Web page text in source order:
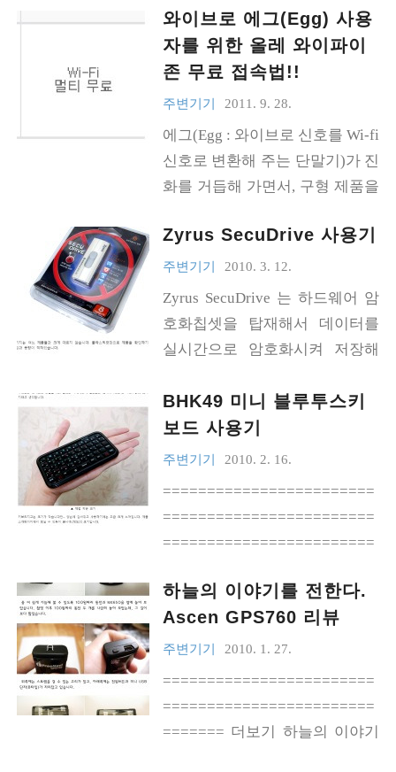
세) = 13200 원 2. 이후 의무사용
기간동안의 요금 7월 ~2014.4월 :
5000(..
는 사람들은 USB메모리에 WinPE
를 구성하여 가지고 다니기도 합
니다. 자신만의 인터페이스를 이
을 남기지 않으려는 것이지요. 그
럴싸해 보이는데 이를 실행에 옮
기기는 쉽지 않습니다. 윈도우7
로 오면서 PE구축이 쉬워졌다고
이 요구되고, 암호화 프로그램을
찾기도 쉽지 않기 때문입니다. 이
에 착안하여 브레인즈스퀘어(주)
에서는 위의 모든 과정을 ..
goo.gl/AyjAK ★ 요약 ★ 1. 080-000-1472 (와이브로 고
객센터)로 전화. 2. 해지관련 상담파트로 연결 후 'e-mail
해지'를 요청하면서 이메일 주소를 상담원에게 알려줌.
3. 해지 신청서가 jpg로 오는데, 포토샵이나 그림판으로
작성.(타블렛이 있으면 편리하겠죠?) 4. 해지신청서를
보내왔던 주소로 작성한 해지신청서와 신분증 사본(스
캔본 or 디카본)을 첨부하여 발송. 5. 확인차 전화. ★ 20
와이브로 에그(Egg) 사용
자를 위한 올레 와이파이
존 무료 접속법!!
주변기기 2011. 9. 28.
에그(Egg : 와이브로 신호를 Wi-fi
신호로 변환해 주는 단말기)가 진
화를 거듭해 가면서, 구형 제품을
안 무료로 체험할 수 있도록 뿌리
는 행사가 제법 자주 눈에 띕니다.
6개월동안 Egg 기기값/가입비/UI
CC칩 비용/1G 데이터요금/부가
세를 전부 지원해 주고, 해당 기간
니 냉큼 신청했지요.(1년 무료는
좀 부담스러워서;;;) 사실 1G 데이
▲ 와이파이 멀티 무료! 레알? 와
이브로 요금 소개 페이지(링크)에
나와 있듯이 ‘올레 와이파이존 무
료’ 정책은 꽤나 매력적이거든요.
KT 와이파이 상품군에 위치하고
있습니다. 와이브로 상품과는 별
개로요. 여기서 불편한 점이 ..
Zyrus SecuDrive 사용기
주변기기 2010. 3. 12.
Zyrus SecuDrive 는 하드웨어 암
호화칩셋을 탑재해서 데이터를
실시간으로 암호화시켜 저장해
폴더숨김, 파일완전삭제, PC파일
암호화 및 데이터동기화를 지원
하는보안소프트웨어까지 기본으
안성맞춤입니다. ===========
========================
========================
========================
=====================1. 데
이터 보안의 필요성약 1년여 전
쯤 은행 보안카드 유출사건으로
BHK49 미니 블루투스키
보드 사용기
주변기기 2010. 2. 16.
========================
========================
========================
업을 많이 하는편입니다. 휴대성
과 기동성을 포기하지않으면서
빠른 입력작업을 할 수 있는 수단
감을 모두 만족시키는 단일기기
하늘의 이야기를 전한다.
Ascen GPS760 리뷰
주변기기 2010. 1. 27.
========================
========================
======= 더보기 하늘의 이야기